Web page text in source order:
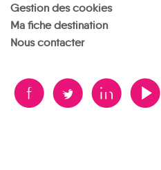
Gestion des cookies
Ma fiche destination
Nous contacter
B A D F